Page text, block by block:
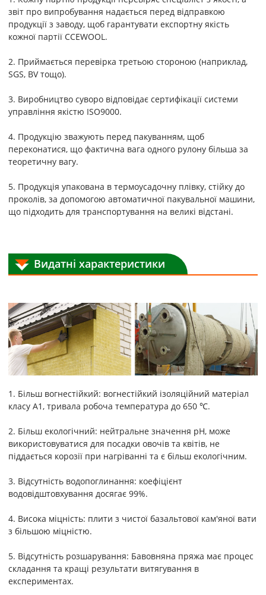
звіт про випробування надається перед відправкою
продукції з заводу, щоб гарантувати експортну якість
кожної партії CCEWOOL.
2. Приймається перевірка третьою стороною (наприклад,
SGS, BV тощо).
3. Виробництво суворо відповідає сертифікації системи
управління якістю ISO9000.
4. Продукцію зважують перед пакуванням, щоб
переконатися, що фактична вага одного рулону більша за
теоретичну вагу.
5. Продукція упакована в термоусадочну плівку, стійку до
проколів, за допомогою автоматичної пакувальної машини,
що підходить для транспортування на великі відстані.
Видатні характеристики
1. Більш вогнестійкий: вогнестійкий ізоляційний матеріал
класу А1, тривала робоча температура до 650 ℃.
2. Більш екологічний: нейтральне значення pH, може
використовуватися для посадки овочів та квітів, не
піддається корозії при нагріванні та є більш екологічним.
3. Відсутність водопоглинання: коефіцієнт
водовідштовхування досягає 99%.
4. Висока міцність: плити з чистої базальтової кам'яної вати
з більшою міцністю.
5. Відсутність розшарування: Бавовняна пряжа має процес
складання та кращі результати витягування в
експериментах.